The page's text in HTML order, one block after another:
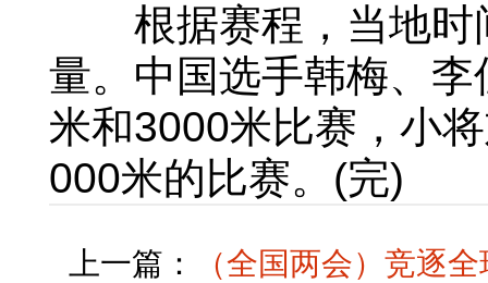
根据赛程，当地时
量。中国选手韩梅、
米和3000米比赛，小
000米的比赛。(完)
上一篇： （全国两会）竞逐